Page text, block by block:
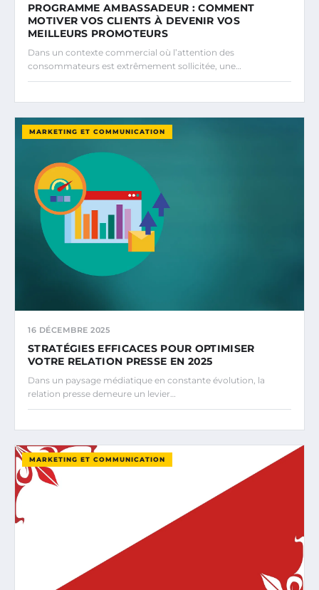
PROGRAMME AMBASSADEUR : COMMENT
MOTIVER VOS CLIENTS À DEVENIR VOS
MEILLEURS PROMOTEURS
Dans un contexte commercial où l’attention des
consommateurs est extrêmement sollicitée, une…
MARKETING ET COMMUNICATION
16 DÉCEMBRE 2025
STRATÉGIES EFFICACES POUR OPTIMISER
VOTRE RELATION PRESSE EN 2025
Dans un paysage médiatique en constante évolution, la
relation presse demeure un levier…
MARKETING ET COMMUNICATION